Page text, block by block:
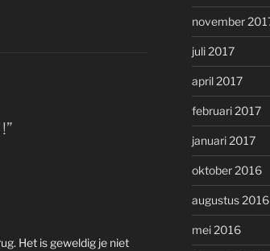
Het is geweldig je niet
november
juli 2017
april 2017
februari 2017
januari 2017
oktober 2016
augustus 2016
mei 2016